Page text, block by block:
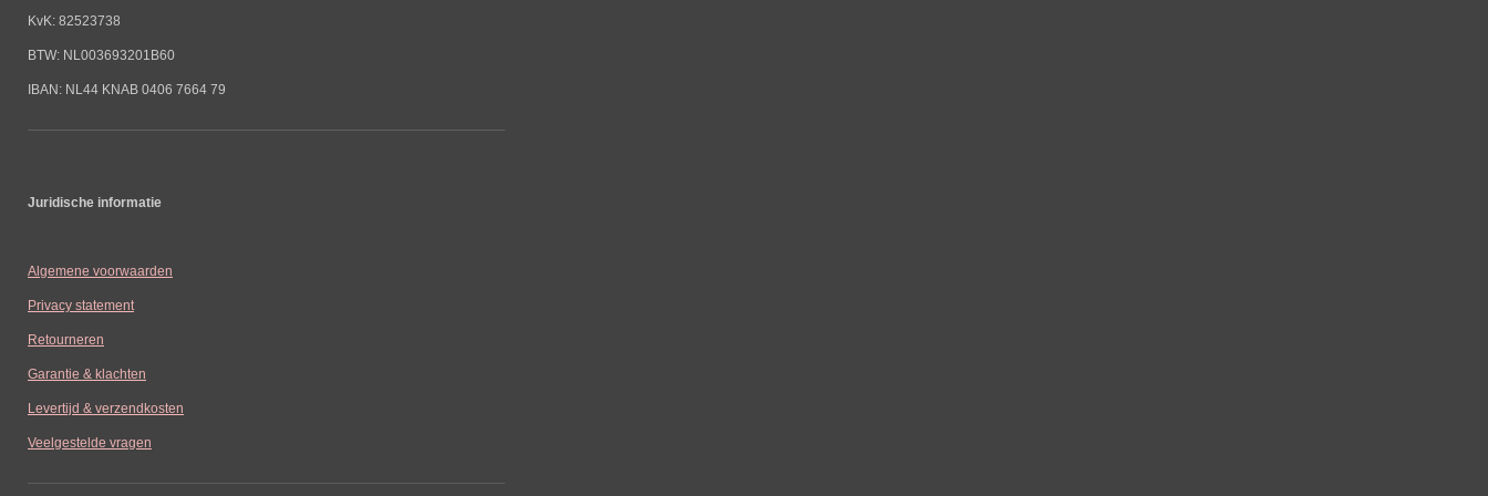
KvK: 82523738
BTW: NL003693201B60
IBAN: NL44 KNAB 0406 7664 79
Juridische informatie
Algemene voorwaarden
Privacy statement
Retourneren
Garantie & klachten
Levertijd & verzendkosten
Veelgestelde vragen